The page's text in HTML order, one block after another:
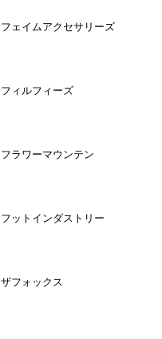
フェイムアクセサリーズ
フィルフィーズ
フラワーマウンテン
フットインダストリー
ザフォックス